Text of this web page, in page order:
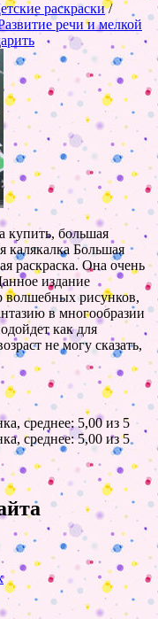
раскраски/
речи и мелкой
купить, большая
калякалка Большая
раскраска. Она очень
издание
волшебных рисунков,
в многообразии
как для
не могу сказать,